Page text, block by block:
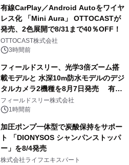
有線CarPlay／Android Autoをワイヤ
レス化 「Mini Aura」 OTTOCASTが
発売、2色展開で8/31まで40％OFF！
OTTOCAST株式会社
3時間前
フィールドスリー、光学3倍ズーム搭
載モデルと 水深10m防水モデルのデジ
タルカメラ2機種を8月7日発売 有効
約1300万画素、用途別に選べるコンデ
ジ新登場
フィールドスリー株式会社
1時間前
加圧ポンプ一体型で炭酸保持をサポー
ト 「DIONYSOS シャンパンストッパ
ー」を8/4発売
株式会社ライフエキスパート